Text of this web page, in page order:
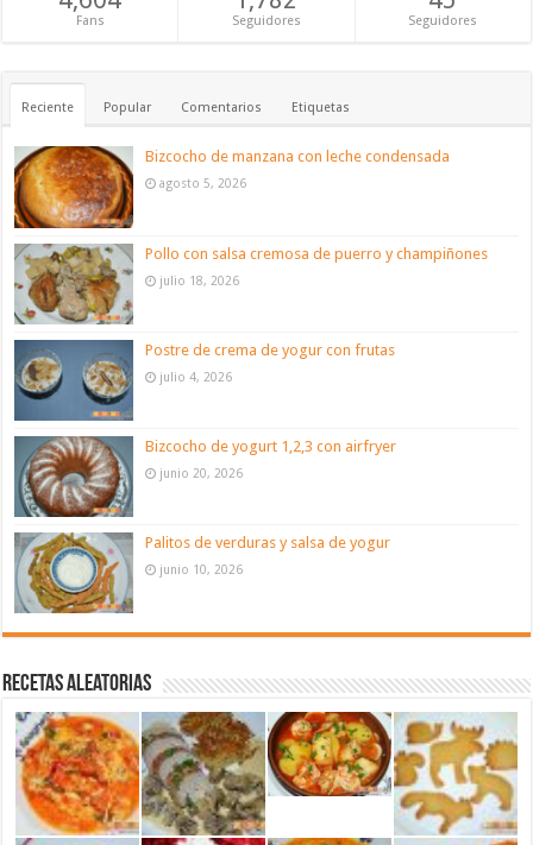
Fans Seguidores Seguidores
Reciente Popular Comentarios Etiquetas
Bizcocho de manzana con leche condensada
agosto 5, 2026
Pollo con salsa cremosa de puerro y champiñones
julio 18, 2026
Postre de crema de yogur con frutas
julio 4, 2026
Bizcocho de yogurt 1,2,3 con airfryer
junio 20, 2026
Palitos de verduras y salsa de yogur
junio 10, 2026
Recetas aleatorias